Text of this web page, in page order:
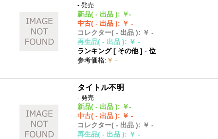
- 発売
新品( - 出品 ): ￥-
中古( - 出品 ): ￥ -
コレクター( - 出品 ): ￥ -
再生品( - 出品 ): ￥ -
ランキング [ その他]- 位
参考価格: ￥ -
タイトル不明
- 発売
新品( - 出品 ): ￥-
中古( - 出品 ): ￥ -
コレクター( - 出品 ): ￥ -
再生品( - 出品 ): ￥ -